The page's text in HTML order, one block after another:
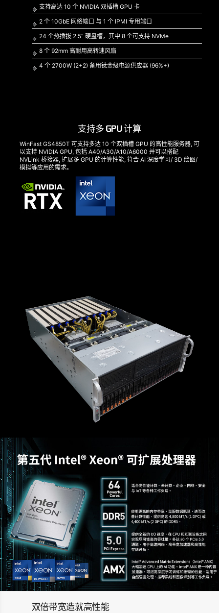
支持高达 10 个 NVIDIA 双插槽 GPU 卡
2 个 10GbE 网络端口 与 1 个 IPMI 专用端口
24 个热插拔 2.5“ 硬盘槽，其中 8 个可支持 NVMe
8 个 92mm 高耐用高转速风扇
4 个 2700W (2+2) 备用钛金级电源供应器 (96%+)
支持多 GPU 计算
WinFast GS4850T 可支持多达 10 个双插槽 GPU 的高性能服务器, 可
以支持 NVIDIA GPU, 包括 A40/A30/A10/A6000 并可以搭配
NVLink 桥接器, 扩展多 GPU 的计算性能, 符合 AI 深度学习/ 3D 绘图/
模拟等应用的需求。
双倍带宽造就高性能